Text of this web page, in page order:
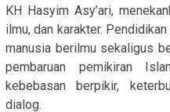
KH Hasyim Asy’ari,
ilmu, dan karakter.
manusia berilmu sekaligus
pembaruan pemikiran
kebebasan berpikir,
dialog.